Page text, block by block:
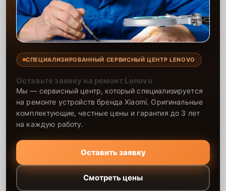
СПЕЦИАЛИЗИРОВАННЫЙ СЕРВИСНЫЙ ЦЕНТР LENOVO
Оставьте заявку на ремонт Lenovo
Мы — сервисный центр, который специализируется
на ремонте устройств бренда Xiaomi. Оригинальные
комплектующие, честные цены и гарантия до 3 лет
на каждую работу.
Оставить заявку
Смотреть цены